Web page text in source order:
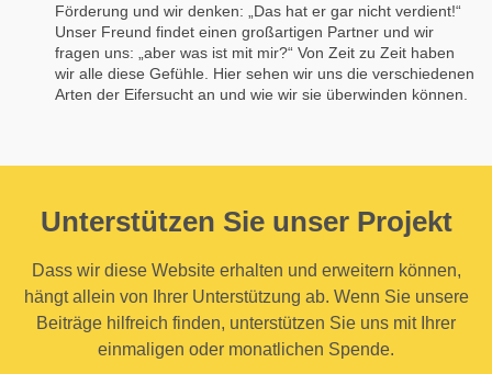
Förderung und wir denken: „Das hat er gar nicht verdient!“
Unser Freund findet einen großartigen Partner und wir
fragen uns: „aber was ist mit mir?“ Von Zeit zu Zeit haben
wir alle diese Gefühle. Hier sehen wir uns die verschiedenen
Arten der Eifersucht an und wie wir sie überwinden können.
Unterstützen Sie unser Projekt
Dass wir diese Website erhalten und erweitern können,
hängt allein von Ihrer Unterstützung ab. Wenn Sie unsere
Beiträge hilfreich finden, unterstützen Sie uns mit Ihrer
einmaligen oder monatlichen Spende.